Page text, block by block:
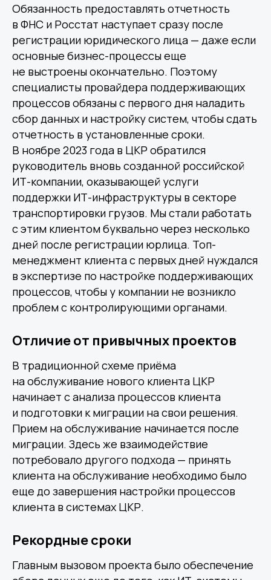
Обязанность предоставлять отчетность
в ФНС и Росстат наступает сразу после
регистрации юридического лица — даже если
основные бизнес-процессы еще
не выстроены окончательно. Поэтому
специалисты провайдера поддерживающих
процессов обязаны с первого дня наладить
сбор данных и настройку систем, чтобы сдать
отчетность в установленные сроки.
В ноябре 2023 года в ЦКР обратился
руководитель вновь созданной российской
ИТ-компании, оказывающей услуги
поддержки ИТ-инфраструктуры в секторе
транспортировки грузов. Мы стали работать
с этим клиентом буквально через несколько
дней после регистрации юрлица. Топ-
менеджмент клиента с первых дней нуждался
в экспертизе по настройке поддерживающих
процессов, чтобы у компании не возникло
проблем с контролирующими органами.
Отличие от привычных проектов
В традиционной схеме приёма
на обслуживание нового клиента ЦКР
начинает с анализа процессов клиента
и подготовки к миграции на свои решения.
Прием на обслуживание начинается после
миграции. Здесь же взаимодействие
потребовало другого подхода — принять
клиента на обслуживание необходимо было
еще до завершения настройки процессов
клиента в системах ЦКР.
Рекордные сроки
Главным вызовом проекта было обеспечение